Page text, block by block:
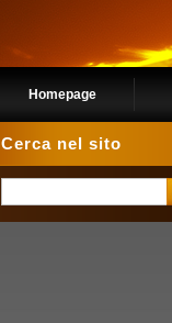
Homepage
Cerca nel sito